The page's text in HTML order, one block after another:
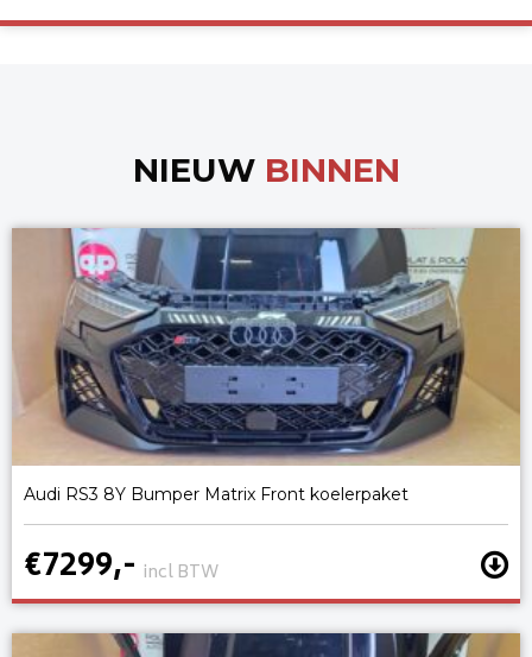
NIEUW BINNEN
Audi RS3 8Y Bumper Matrix Front koelerpaket
€7299,- incl BTW